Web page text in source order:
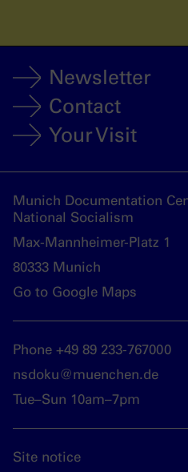
Newsletter
Contact
Your Visit
Munich Documentation
National Socialism
Max-Mannheimer-Platz 1
80333 Munich
Go to Google Maps
Phone +49 89 233-767000
nsdoku@muenchen.de
Tue–Sun 10am–7pm
Site notice